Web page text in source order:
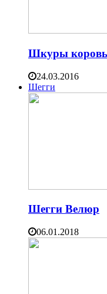
Шкуры
24.03.2016
Шегги
Шегги Велюр
06.01.2018